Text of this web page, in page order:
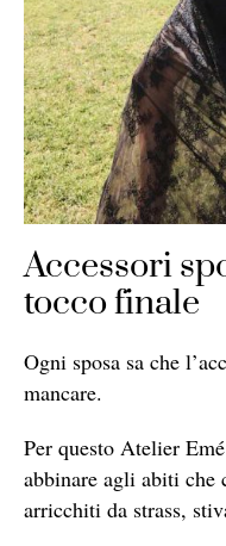
Accessori
tocco finale
Ogni sposa sa che
mancare.
Per questo Atelier
abbinare agli abiti che
arricchiti da strass,